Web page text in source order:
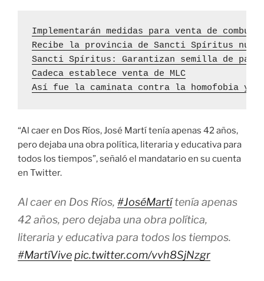
Implementarán medidas para venta de
Recibe la provincia de Sancti Spíritus
Sancti Spíritus: Garantizan semilla de papa
Cadeca establece venta de MLC
Así fue la caminata contra la homofobia y
“Al caer en Dos Ríos, José Martí tenía apenas 42 años,
pero dejaba una obra política, literaria y educativa para
todos los tiempos”, señaló el mandatario en su cuenta
en Twitter.
Al caer en Dos Ríos, #JoséMartítenía apenas
42 años, pero dejaba una obra política,
literaria y educativa para todos los tiempos.
#MartíVive pic.twitter.com/vvh8SjNzgr